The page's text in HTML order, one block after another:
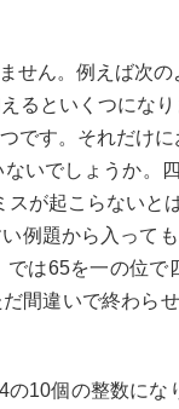
せん。例えば次の
るといくつになり
です。それだけ
いでしょうか
が起こらない
例題から入って
は65を一の位
間違いで終わら
の10個の整数に